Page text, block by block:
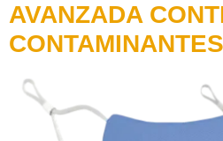
AVANZADA